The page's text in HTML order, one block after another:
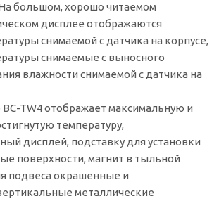
большом, хорошо читаемом
дисплее отображаются
снимаемой с датчика на корпусе,
снимаемые с выносного
влажности снимаемой с датчика на
TW4 отображает максимальную и
температуру,
дисплей, подставку для установки
поверхности, магнит в тыльной
подвеса окрашенные и
металлические